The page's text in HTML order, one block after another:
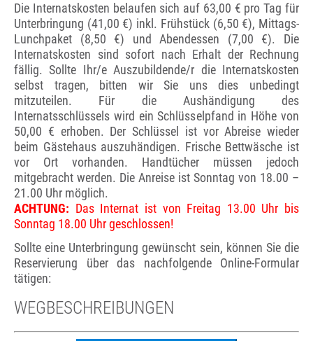
Die Internatskosten belaufen sich auf 63,00 € pro Tag für
Unterbringung (41,00 €) inkl. Frühstück (6,50 €), Mittags-
Lunchpaket (8,50 €) und Abendessen (7,00 €). Die
Internatskosten sind sofort nach Erhalt der Rechnung
fällig. Sollte Ihr/e Auszubildende/r die Internatskosten
selbst tragen, bitten wir Sie uns dies unbedingt
mitzuteilen. Für die Aushändigung des
Internatsschlüssels wird ein Schlüsselpfand in Höhe von
50,00 € erhoben. Der Schlüssel ist vor Abreise wieder
beim Gästehaus auszuhändigen. Frische Bettwäsche ist
vor Ort vorhanden. Handtücher müssen jedoch
mitgebracht werden. Die Anreise ist Sonntag von 18.00 –
21.00 Uhr möglich.
ACHTUNG: Das Internat ist von Freitag 13.00 Uhr bis
Sonntag 18.00 Uhr geschlossen!
Sollte eine Unterbringung gewünscht sein, können Sie die
Reservierung über das nachfolgende Online-Formular
tätigen:
WEGBESCHREIBUNGEN